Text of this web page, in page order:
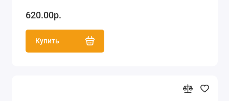
620.00р.
Купить